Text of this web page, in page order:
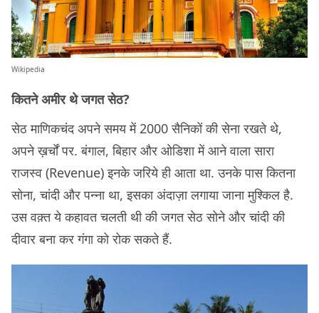
Wikipedia
कितने अमीर थे जगत सेठ?
सेठ माणिकचंद अपने समय में 2000 सैनिकों की सेना रखते थे,
अपने ख़र्चों पर. बंगाल, बिहार और ओडिशा में आने वाला सारा
राजस्व (Revenue) इनके जरिये ही आता था. उनके पास कितना
सोना, चांदी और पन्ना था, इसका अंदाज़ा लगाया जाना मुश्किल है.
उस वक़्त ये कहावत चलती थी की जगत सेठ सोने और चांदी की
दीवार बना कर गंगा को रोक सकते हैं.